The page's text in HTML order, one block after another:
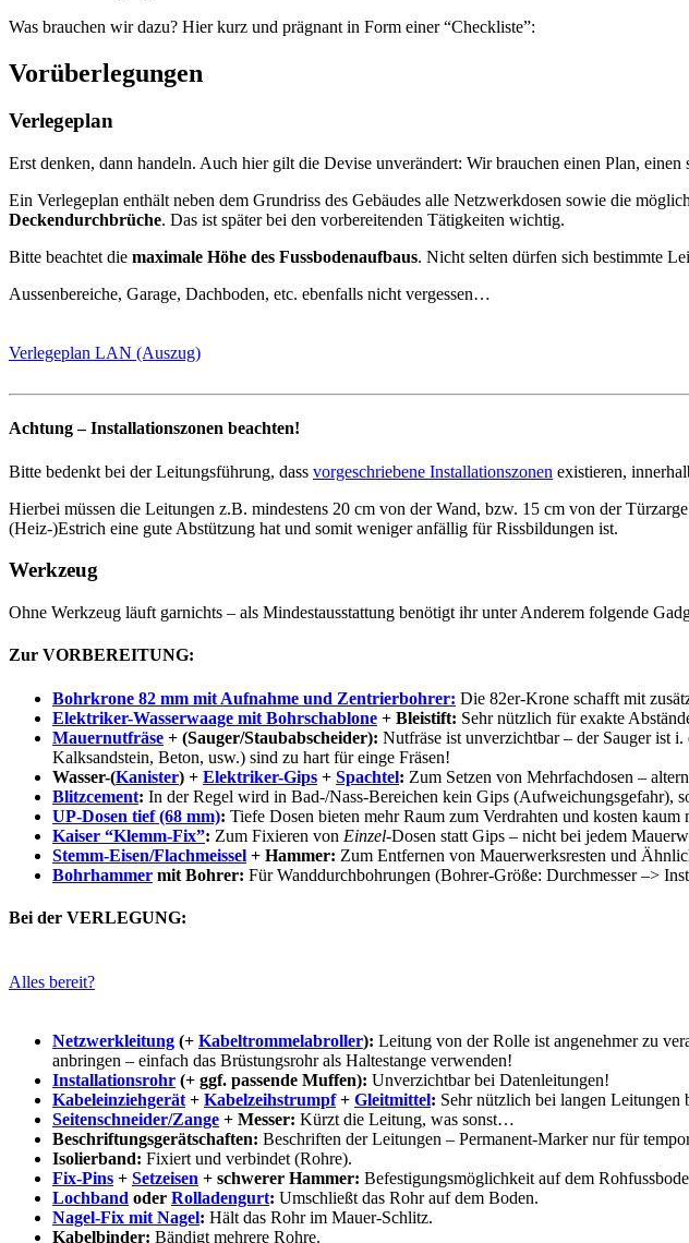
Was brauchen wir dazu? Hier kurz und prägnant in Form einer “Checkliste”:
Vorüberlegungen
Verlegeplan
Erst denken, dann handeln. Auch hier gilt die Devise unverändert: Wir brauchen einen Plan, einen
Ein Verlegeplan enthält neben dem Grundriss des Gebäudes alle Netzwerkdosen sowie die
Deckendurchbrüche. Das ist später bei den vorbereitenden Tätigkeiten wichtig.
Bitte beachtet die maximale Höhe des Fussbodenaufbaus. Nicht selten dürfen sich bestimmte
Aussenbereiche, Garage, Dachboden, etc. ebenfalls nicht vergessen…
Verlegeplan LAN (Auszug)
Achtung – Installationszonen beachten!
Bitte bedenkt bei der Leitungsführung, dass vorgeschriebene Installationszonen existieren,
Hierbei müssen die Leitungen z.B. mindestens 20 cm von der Wand, bzw. 15 cm von der
(Heiz-)Estrich eine gute Abstützung hat und somit weniger anfällig für Rissbildungen ist.
Werkzeug
Ohne Werkzeug läuft garnichts – als Mindestausstattung benötigt ihr unter Anderem folgende
Zur VORBEREITUNG:
Bohrkrone 82 mm mit Aufnahme und Zentrierbohrer: Die 82er-Krone schafft mit
Elektriker-Wasserwaage mit Bohrschablone + Bleistift: Sehr nützlich für exakte
Mauernutfräse + (Sauger/Staubabscheider): Nutfräse ist unverzichtbar – der Sauger ist
Kalksandstein, Beton, usw.) sind zu hart für einge Fräsen!
Wasser-(Kanister) + Elektriker-Gips + Spachtel: Zum Setzen von Mehrfachdosen –
Blitzcement: In der Regel wird in Bad-/Nass-Bereichen kein Gips (Aufweichungsgefahr),
UP-Dosen tief (68 mm): Tiefe Dosen bieten mehr Raum zum Verdrahten und kosten
Kaiser “Klemm-Fix”: Zum Fixieren von Einzel-Dosen statt Gips – nicht bei jedem
Stemm-Eisen/Flachmeissel + Hammer: Zum Entfernen von Mauerwerksresten und
Bohrhammer mit Bohrer: Für Wanddurchbohrungen (Bohrer-Größe: Durchmesser –>
Bei der VERLEGUNG:
Alles bereit?
Netzwerkleitung (+ Kabeltrommelabroller): Leitung von der Rolle ist angenehmer zu
anbringen – einfach das Brüstungsrohr als Haltestange verwenden!
Installationsrohr (+ ggf. passende Muffen): Unverzichtbar bei Datenleitungen!
Kabeleinziehgerät + Kabelzeihstrumpf+ Gleitmittel: Sehr nützlich bei langen Leitungen
Seitenschneider/Zange + Messer: Kürzt die Leitung, was sonst…
Beschriftungsgerätschaften: Beschriften der Leitungen – Permanent-Marker nur für
Isolierband: Fixiert und verbindet (Rohre).
Fix-Pins + Setzeisen + schwerer Hammer: Befestigungsmöglichkeit auf dem
Lochband oder Rolladengurt: Umschließt das Rohr auf dem Boden.
Nagel-Fix mit Nagel: Hält das Rohr im Mauer-Schlitz.
Kabelbinder: Bändigt mehrere Rohre.